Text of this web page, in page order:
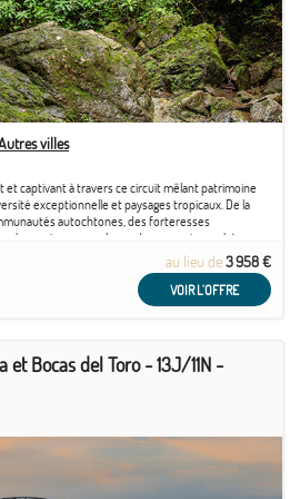
barre de chocolat.
villes
et captivant à travers ce circuit mêlant patrimoine
exceptionnelle et paysages tropicaux. De la
autochtones, des forteresses
chaque jour vous plonge dans une atmosphère
au lieu de3 958 €
VOIR L'OFFRE
et Bocas del Toro - 13J/11N -